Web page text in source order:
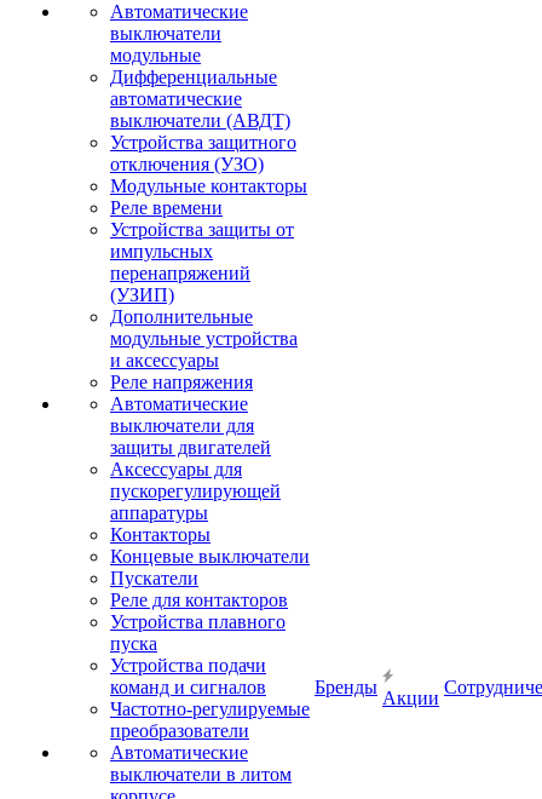
Автоматические
выключатели
модульные
Дифференциальные
автоматические
выключатели (АВДТ)
Устройства защитного
отключения (УЗО)
Модульные контакторы
Реле времени
Устройства защиты от
импульсных
перенапряжений
(УЗИП)
Дополнительные
модульные устройства
и аксессуары
Реле напряжения
Автоматические
выключатели для
защиты двигателей
Аксессуары для
пускорегулирующей
аппаратуры
Контакторы
Концевые выключатели
Пускатели
Реле для контакторов
Устройства плавного
пуска
Устройства подачи
команд и сигналов
Частотно-регулируемые
преобразователи
Автоматические
выключатели в литом
Бренды
Акции